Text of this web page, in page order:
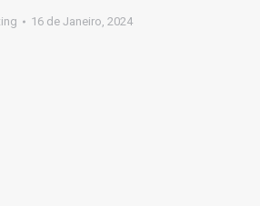
16 de Janeiro, 2024